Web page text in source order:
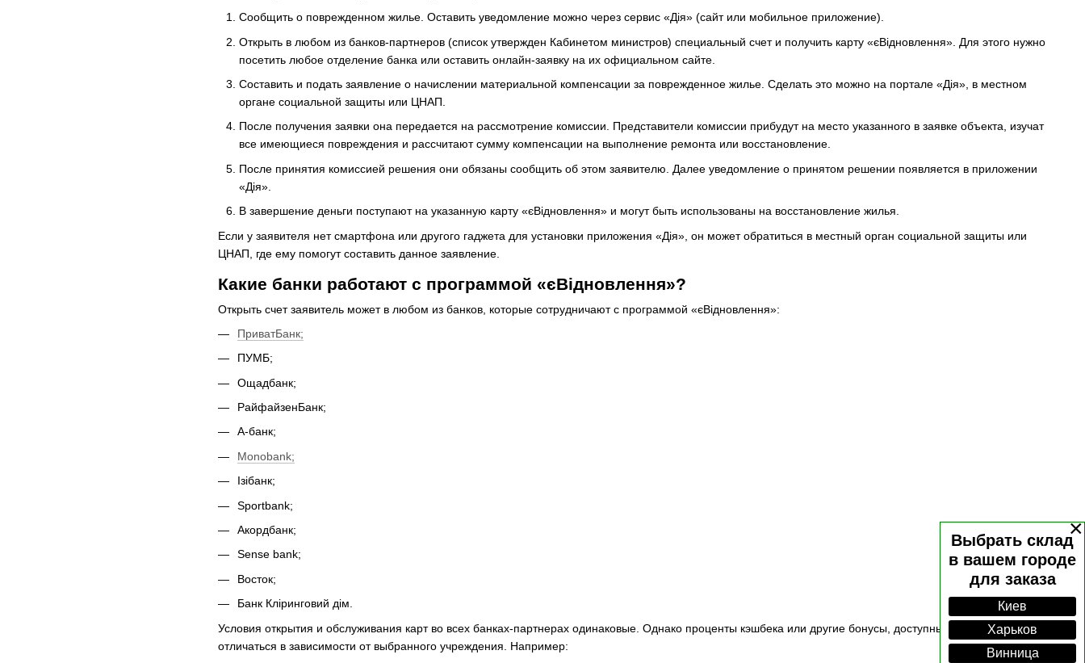
×
Выбрать склад
в вашем городе
для заказа
Киев
Харьков
Винница
Сообщить о поврежденном жилье. Оставить уведомление можно через сервис «Дія» (сайт или мобильное приложение).
Открыть в любом из банков-партнеров (список утвержден Кабинетом министров) специальный счет и получить карту «єВідновлення». Для этого нужно
посетить любое отделение банка или оставить онлайн-заявку на их официальном сайте.
Составить и подать заявление о начислении материальной компенсации за поврежденное жилье. Сделать это можно на портале «Дія», в местном
органе социальной защиты или ЦНАП.
После получения заявки она передается на рассмотрение комиссии. Представители комиссии прибудут на место указанного в заявке объекта, изучат
все имеющиеся повреждения и рассчитают сумму компенсации на выполнение ремонта или восстановление.
После принятия комиссией решения они обязаны сообщить об этом заявителю. Далее уведомление о принятом решении появляется в приложении
«Дія».
В завершение деньги поступают на указанную карту «єВідновлення» и могут быть использованы на восстановление жилья.
Если у заявителя нет смартфона или другого гаджета для установки приложения «Дія», он может обратиться в местный орган социальной защиты или
ЦНАП, где ему помогут составить данное заявление.
Какие банки работают с программой «єВідновлення»?
Открыть счет заявитель может в любом из банков, которые сотрудничают с программой «єВідновлення»:
ПриватБанк;
ПУМБ;
Ощадбанк;
РайфайзенБанк;
А-банк;
Monobank;
Ізібанк;
Sportbank;
Акордбанк;
Sense bank;
Восток;
Банк Кліринговий дім.
Условия открытия и обслуживания карт во всех банках-партнерах одинаковые. Однако проценты кэшбека или другие бонусы, доступные их клиентам, могут
отличаться в зависимости от выбранного учреждения. Например: